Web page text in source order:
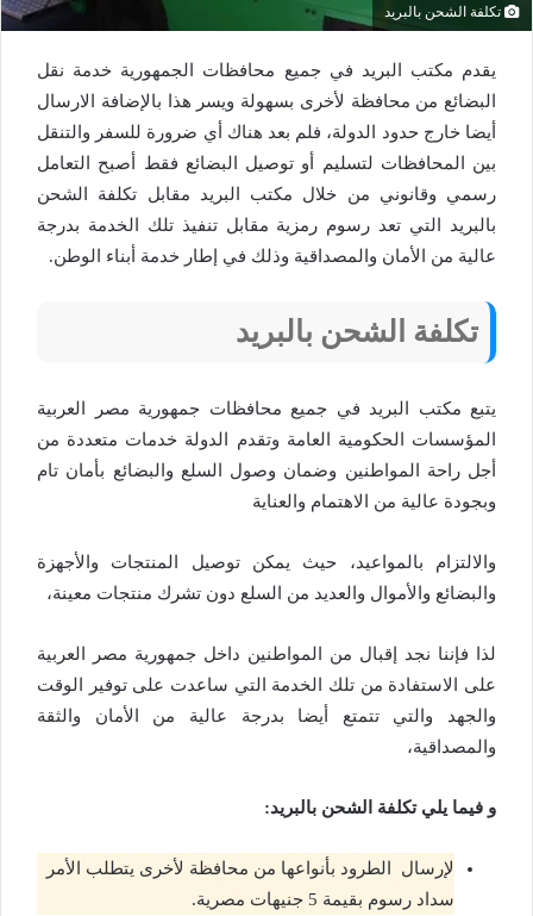
تكلفة الشحن بالبريد
يقدم مكتب البريد في جميع محافظات الجمهورية خدمة نقل
البضائع من محافظة لأخرى بسهولة ويسر هذا بالإضافة الارسال
أيضا خارج حدود الدولة، فلم بعد هناك أي ضرورة للسفر والتنقل
بين المحافظات لتسليم أو توصيل البضائع فقط أصبح التعامل
رسمي وقانوني من خلال مكتب البريد مقابل تكلفة الشحن
بالبريد التي تعد رسوم رمزية مقابل تنفيذ تلك الخدمة بدرجة
عالية من الأمان والمصداقية وذلك في إطار خدمة أبناء الوطن.
تكلفة الشحن بالبريد
يتبع مكتب البريد في جميع محافظات جمهورية مصر العربية
المؤسسات الحكومية العامة وتقدم الدولة خدمات متعددة من
أجل راحة المواطنين وضمان وصول السلع والبضائع بأمان تام
وبجودة عالية من الاهتمام والعناية
والالتزام بالمواعيد، حيث يمكن توصيل المنتجات والأجهزة
والبضائع والأموال والعديد من السلع دون تشرك منتجات معينة،
لذا فإننا نجد إقبال من المواطنين داخل جمهورية مصر العربية
على الاستفادة من تلك الخدمة التي ساعدت على توفير الوقت
والجهد والتي تتمتع أيضا بدرجة عالية من الأمان والثقة
والمصداقية،
و فيما يلي تكلفة الشحن بالبريد:
لإرسال الطرود بأنواعها من محافظة لأخرى يتطلب الأمر
سداد رسوم بقيمة 5 جنيهات مصرية.